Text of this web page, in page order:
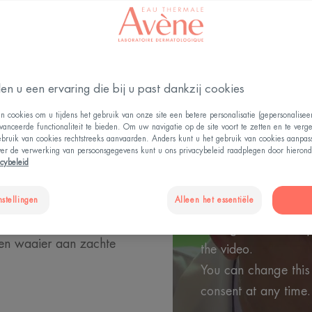
UW BABY
De verzorging, en in
zijn speciale
waaier aan zachte
Playing YouTube
browsing For more
YouTube's « cookie
you cannot view
You can change
the video.
You can change
consent at any time.
u een ervaring die bij u past dankzij cookies
cookies om u tijdens het gebruik van onze site een betere personalisatie
functionaliteit te bieden. Om uw navigatie op de site voort te zetten en te
van cookies rechtstreeks aanvaarden. Anders kunt u het gebruik van cookies
de verwerking van persoonsgegevens kunt u ons privacybeleid raadplegen door
Alleen het essentiële